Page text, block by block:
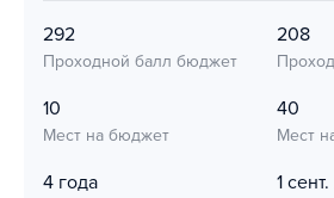
292
Проходной балл бюджет
208
10
Мест на бюджет
40
Мест
4 года 1